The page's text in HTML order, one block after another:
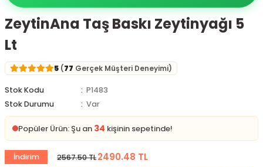
ZeytinAna Taş Baskı Zeytinyağı 5
Lt
5 (77 Gerçek Müşteri Deneyimi)
Stok Kodu
P1483
Stok Durumu
Var
Popüler Ürün: Şu an 34 kişinin sepetinde!
İndirim 2567.50 TL2490.48 TL